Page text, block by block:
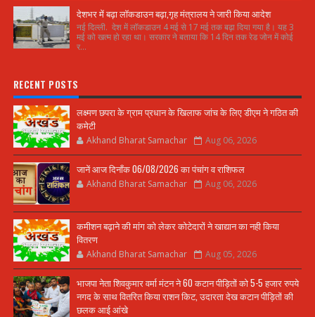
देशभर में बढ़ा लॉकडाउन बढ़ा,गृह मंत्रालय ने जारी किया आदेश
नई दिल्ली. देश में लॉकडाउन 4 मई से 17 मई तक बढ़ा दिया गया है। यह 3
मई को खत्म हो रहा था। सरकार ने बताया कि 14 दिन तक रेड जोन में कोई
र...
RECENT POSTS
लक्ष्मण छपरा के ग्राम प्रधान के खिलाफ जांच के लिए डीएम ने गठित की
कमेटी
Akhand Bharat Samachar Aug 06, 2026
जानें आज दिनाँक 06/08/2026 का पंचांग व राशिफल
Akhand Bharat Samachar Aug 06, 2026
कमीशन बढ़ाने की मांग को लेकर कोटेदारों ने खाद्यान का नही किया
वितरण
Akhand Bharat Samachar Aug 05, 2026
भाजपा नेता शिवकुमार वर्मा मंटन ने 60 कटान पीड़ितों को 5-5 हजार रुपये
नगद के साथ वितरित किया राशन किट, उदारता देख कटान पीड़ितों की
छलक आई आंखे